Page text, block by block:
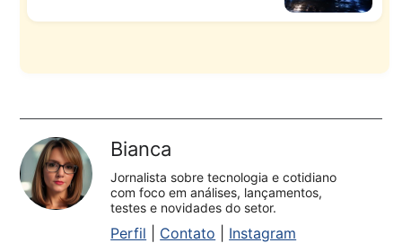
Bianca
Jornalista sobre tecnologia e cotidiano
com foco em análises, lançamentos,
testes e novidades do setor.
Perfil Contato Instagram